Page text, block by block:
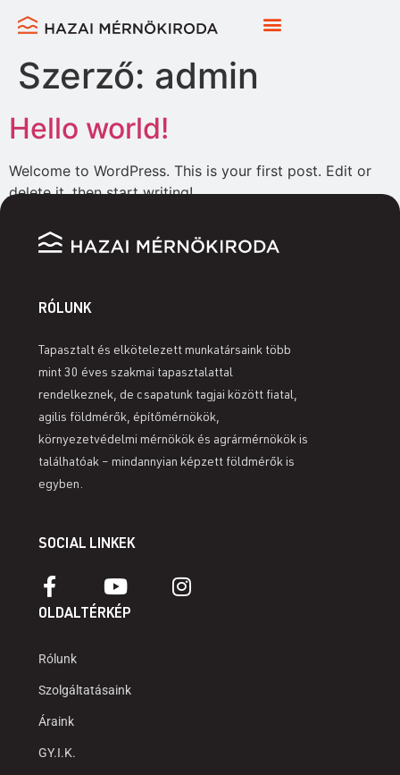
Szerző: admin
Hello world!
Welcome to WordPress. This is your first post. Edit or
delete it, then start writing!
RÓLUNK
Tapasztalt és elkötelezett munkatársaink több
mint 30 éves szakmai tapasztalattal
rendelkeznek, de csapatunk tagjai között fiatal,
agilis földmérők, építőmérnökök,
környezetvédelmi mérnökök és agrármérnökök is
találhatóak – mindannyian képzett földmérők is
egyben.
SOCIAL LINKEK
OLDALTÉRKÉP
Rólunk
Szolgáltatásaink
Áraink
GY.I.K.